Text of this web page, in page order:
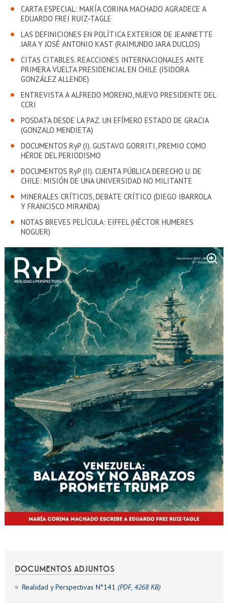
DOCUMENTOS ADJUNTOS
Realidad y Perspectivas N°141 (PDF, 4268 KB)
CARTA ESPECIAL: MARÍA CORINA MACHADO AGRADECE A
EDUARDO FREI RUIZ-TAGLE
LAS DEFINICIONES EN POLÍTICA EXTERIOR DE JEANNETTE
JARA Y JOSÉ ANTONIO KAST (RAIMUNDO JARA DUCLOS)
CITAS CITABLES. REACCIONES INTERNACIONALES ANTE
PRIMERA VUELTA PRESIDENCIAL EN CHILE (ISIDORA
GONZÁLEZ ALLENDE)
ENTREVISTA A ALFREDO MORENO, NUEVO PRESIDENTE DEL
CCRI
POSDATA DESDE LA PAZ. UN EFÍMERO ESTADO DE GRACIA
(GONZALO MENDIETA)
DOCUMENTOS RyP (I). GUSTAVO GORRITI, PREMIO COMO
HÉROE DEL PERIODISMO
DOCUMENTOS RyP (II). CUENTA PÚBLICA DERECHO U. DE
CHILE: MISIÓN DE UNA UNIVERSIDAD NO MILITANTE
MINERALES CRÍTICOS, DEBATE CRÍTICO (DIEGO IBARROLA
Y FRANCISCO MIRANDA)
NOTAS BREVES PELÍCULA: EIFFEL (HÉCTOR HUMERES
NOGUER)